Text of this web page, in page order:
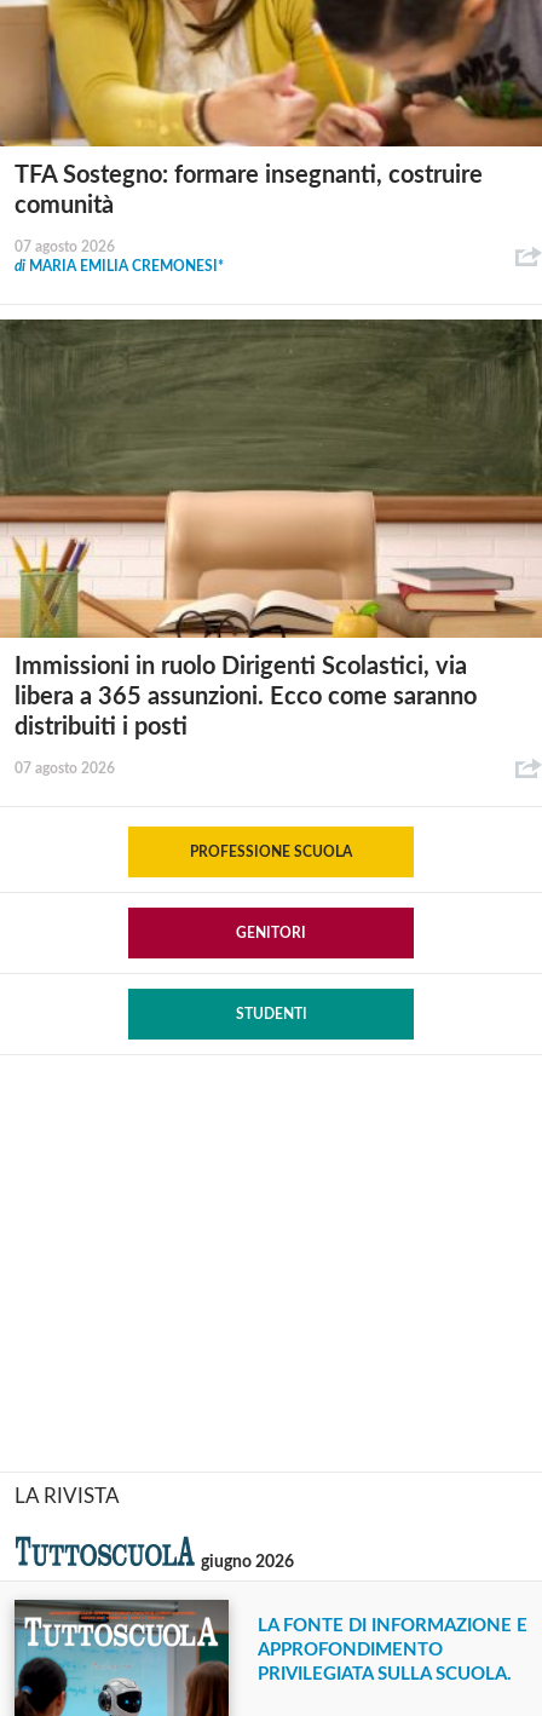
TFA Sostegno: formare insegnanti, costruire
comunità
07 agosto 2026
di MARIA EMILIA CREMONESI*
Immissioni in ruolo Dirigenti Scolastici, via
libera a 365 assunzioni. Ecco come saranno
distribuiti i posti
07 agosto 2026
PROFESSIONE SCUOLA
GENITORI
STUDENTI
LA RIVISTA
giugno 2026
LA FONTE DI INFORMAZIONE E
APPROFONDIMENTO
PRIVILEGIATA SULLA SCUOLA.